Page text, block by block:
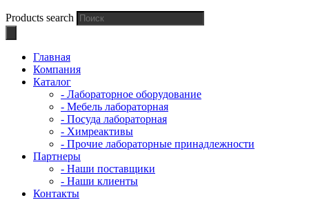
Products search
Главная
Компания
Каталог
- Лабораторное оборудование
- Мебель лабораторная
- Посуда лабораторная
- Химреактивы
- Прочие лабораторные принадлежности
Партнеры
- Наши поставщики
- Наши клиенты
Контакты